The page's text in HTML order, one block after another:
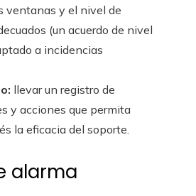
ventanas y el nivel de
(un acuerdo de nivel
a incidencias
llevar un registro de
y acciones que permita
la eficacia del soporte.
alarma